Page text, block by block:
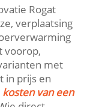
Rogat
verplaatsing
voorop,
met
in prijs en
kosten van een